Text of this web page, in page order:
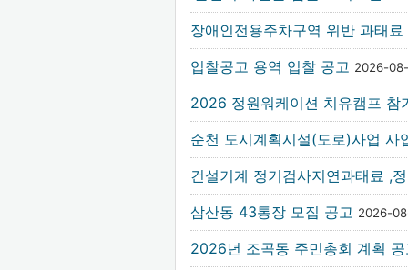
장애인전용주차구역 위반 과태
입찰공고 용역 입찰 공고 2026-
2026 정원워케이션 치유캠프
순천 도시계획시설(도로)사업
건설기계 정기검사지연과태료 ,
삼산동 43통장 모집 공고 2026-
2026년 조곡동 주민총회 계획